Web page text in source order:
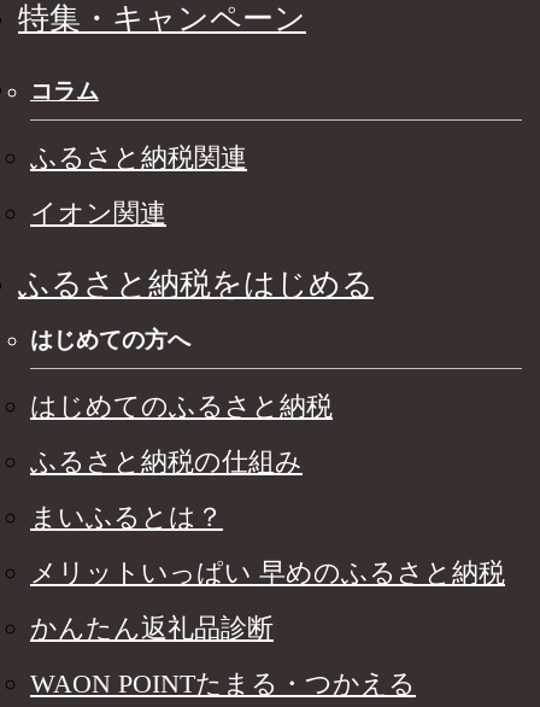
特集・キャンペーン
コラム
ふるさと納税関連
イオン関連
ふるさと納税をはじめる
はじめての方へ
はじめてのふるさと納税
ふるさと納税の仕組み
まいふるとは？
メリットいっぱい 早めのふるさと納税
かんたん返礼品診断
WAON POINTたまる・つかえる